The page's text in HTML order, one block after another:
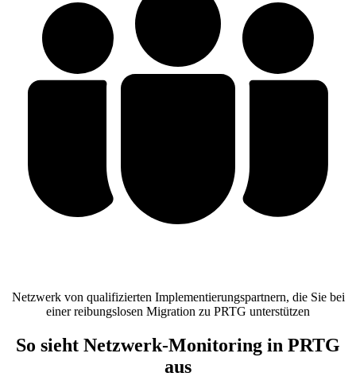
Netzwerk von qualifizierten Implementierungspartnern, die Sie bei
einer reibungslosen Migration zu PRTG unterstützen
So sieht Netzwerk-Monitoring in PRTG
aus